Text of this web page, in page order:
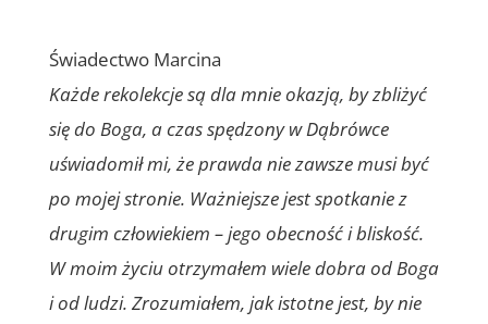
Świadectwo Marcina
Każde rekolekcje są dla mnie okazją, by zbliżyć
się do Boga, a czas spędzony w Dąbrówce
uświadomił mi, że prawda nie zawsze musi być
po mojej stronie. Ważniejsze jest spotkanie z
drugim człowiekiem – jego obecność i bliskość.
W moim życiu otrzymałem wiele dobra od Boga
i od ludzi. Zrozumiałem, jak istotne jest, by nie